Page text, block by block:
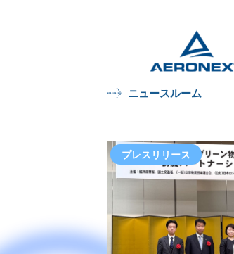
ニュースルーム
プレスリリース